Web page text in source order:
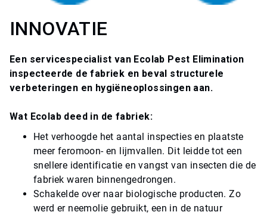
INNOVATIE
Een servicespecialist van Ecolab Pest Elimination
inspecteerde de fabriek en beval structurele
verbeteringen en hygiëneoplossingen aan.
Wat Ecolab deed in de fabriek:
Het verhoogde het aantal inspecties en plaatste
meer feromoon- en lijmvallen. Dit leidde tot een
snellere identificatie en vangst van insecten die de
fabriek waren binnengedrongen.
Schakelde over naar biologische producten. Zo
werd er neemolie gebruikt, een in de natuur